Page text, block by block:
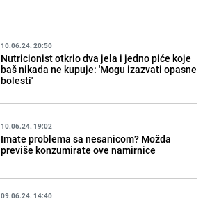
10.06.24. 20:50
Nutricionist otkrio dva jela i jedno piće koje
baš nikada ne kupuje: 'Mogu izazvati opasne
bolesti'
10.06.24. 19:02
Imate problema sa nesanicom? Možda
previše konzumirate ove namirnice
09.06.24. 14:40